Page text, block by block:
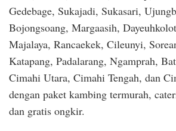
Gedebage, Sukajadi, Sukasari,
Bojongsoang, Margaasih,
Majalaya, Rancaekek, Cileunyi,
Katapang, Padalarang, Ngamprah,
Cimahi Utara, Cimahi Tengah, dan
dengan paket kambing termurah,
dan gratis ongkir.